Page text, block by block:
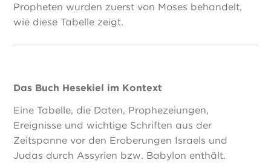
Propheten wurden zuerst von Moses behandelt,
wie diese Tabelle zeigt.
Das Buch Hesekiel im Kontext
Eine Tabelle, die Daten, Prophezeiungen,
Ereignisse und wichtige Schriften aus der
Zeitspanne vor den Eroberungen Israels und
Judas durch Assyrien bzw. Babylon enthält.